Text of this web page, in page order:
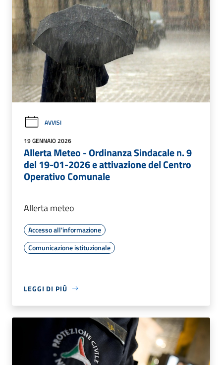
AVVISI
19 GENNAIO 2026
Allerta Meteo - Ordinanza Sindacale n. 9
del 19-01-2026 e attivazione del Centro
Operativo Comunale
Allerta meteo
Accesso all'informazione
Comunicazione istituzionale
LEGGI DI PIÙ